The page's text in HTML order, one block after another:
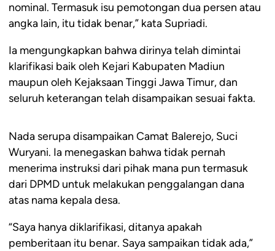
nominal. Termasuk isu pemotongan dua persen atau
angka lain, itu tidak benar,” kata Supriadi.
Ia mengungkapkan bahwa dirinya telah dimintai
klarifikasi baik oleh Kejari Kabupaten Madiun
maupun oleh Kejaksaan Tinggi Jawa Timur, dan
seluruh keterangan telah disampaikan sesuai fakta.
Nada serupa disampaikan Camat Balerejo, Suci
Wuryani. Ia menegaskan bahwa tidak pernah
menerima instruksi dari pihak mana pun termasuk
dari DPMD untuk melakukan penggalangan dana
atas nama kepala desa.
“Saya hanya diklarifikasi, ditanya apakah
pemberitaan itu benar. Saya sampaikan tidak ada,”